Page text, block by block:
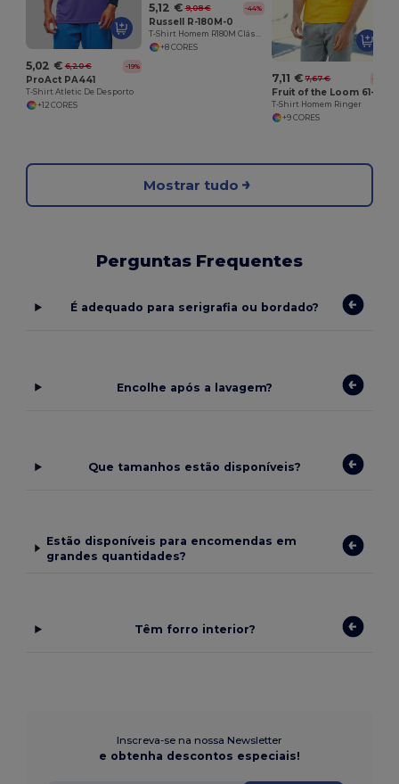
5,02 € 6,20 € -19%
ProAct PA441
T-Shirt Atletic De Desporto
+12 CORES
5,12 € 9,08 € -44%
Russell R-180M-0
T-Shirt Homem R180M Clássica
+8 CORES
7,11 € 7,67 € -7%
T-Shirt Homem Ringer
+9 CORES
Mostrar tudo
Perguntas Frequentes
É adequado para serigrafia ou bordado?
Encolhe após a lavagem?
Que tamanhos estão disponíveis?
Estão disponíveis para encomendas em
grandes quantidades?
Têm forro interior?
Inscreva-se na nossa Newsletter
e obtenha descontos especiais!